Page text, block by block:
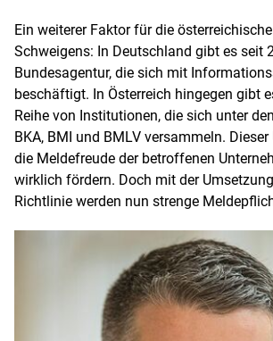
Ein weiterer Faktor für die
Schweigens: In Deutschland gibt es seit
Bundesagentur, die sich mit
beschäftigt. In Österreich hingegen gibt
Reihe von Institutionen, die sich unter
BKA, BMI und BMLV versammeln.
die Meldefreude der betroffenen
wirklich fördern. Doch mit der
Richtlinie werden nun strenge